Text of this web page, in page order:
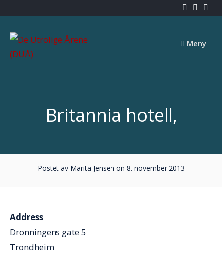
content
Meny
Britannia hotell,
Postet av Marita Jensen on 8. november 2013
Address
Dronningens gate 5
Trondheim